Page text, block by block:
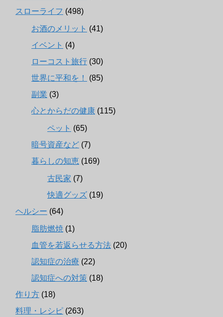
スローライフ (498)
お酒のメリット (41)
イベント (4)
ローコスト旅行 (30)
世界に平和を！
(85)
副業 (3)
心とからだの健康 (115)
ペット (65)
暗号資産など (7)
暮らしの知恵 (169)
古民家 (7)
快適グッズ (19)
ヘルシー (64)
脂肪燃焼 (1)
血管を若返らせる方法 (20)
認知症の治療 (22)
認知症への対策 (18)
作り方 (18)
料理・レシピ (263)